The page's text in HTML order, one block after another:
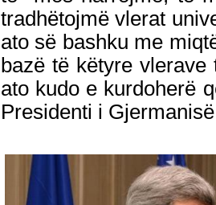
tradhëtojmë vlerat
ato së bashku me
bazë të këtyre
ato kudo e kurdoherë
Presidenti i